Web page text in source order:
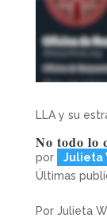
LLA y su
No todo lo
por Julieta
Últimas
Por Julieta